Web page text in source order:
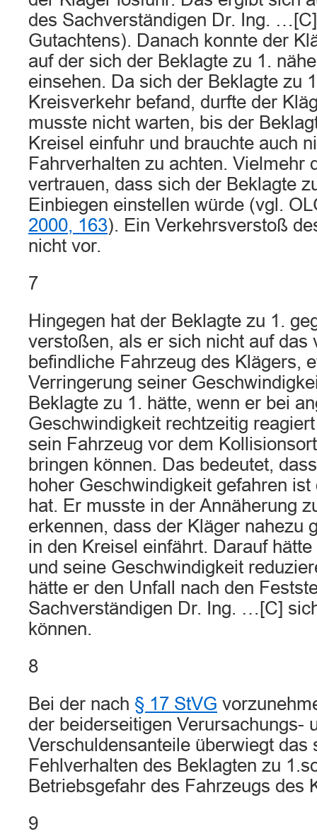
des Sachverständigen Dr. Ing.
Gutachtens). Danach konnte der
auf der sich der Beklagte zu 1.
einsehen. Da sich der Beklagte zu
Kreisverkehr befand, durfte der
musste nicht warten, bis der
Kreisel einfuhr und brauchte auch
Fahrverhalten zu achten. Vielmehr
vertrauen, dass sich der Beklagte
Einbiegen einstellen würde (vgl.
2000, 163). Ein Verkehrsverstoß
nicht vor.
7
Hingegen hat der Beklagte zu 1.
verstoßen, als er sich nicht auf das
befindliche Fahrzeug des Klägers,
Verringerung seiner
Beklagte zu 1. hätte, wenn er bei
Geschwindigkeit rechtzeitig
sein Fahrzeug vor dem
bringen können. Das bedeutet,
hoher Geschwindigkeit gefahren
hat. Er musste in der Annäherung
erkennen, dass der Kläger nahezu
in den Kreisel einfährt. Darauf
und seine Geschwindigkeit
hätte er den Unfall nach den
Sachverständigen Dr. Ing. …[C]
können.
8
Bei der nach § 17 StVG
der beiderseitigen Verursachungs-
Verschuldensanteile überwiegt das
Fehlverhalten des Beklagten zu
Betriebsgefahr des Fahrzeugs des
9